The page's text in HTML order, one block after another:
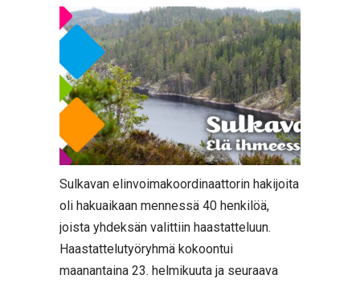
Sulkavan elinvoimakoordinaattorin hakijoita
oli hakuaikaan mennessä 40 henkilöä,
joista yhdeksän valittiin haastatteluun.
Haastattelutyöryhmä kokoontui
maanantaina 23. helmikuuta ja seuraava